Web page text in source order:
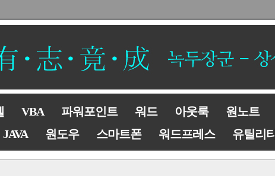
VBA 파워포인트 워드 아웃룩 원노트
JAVA 원도우 스마트폰 워드프레스 유틸리티